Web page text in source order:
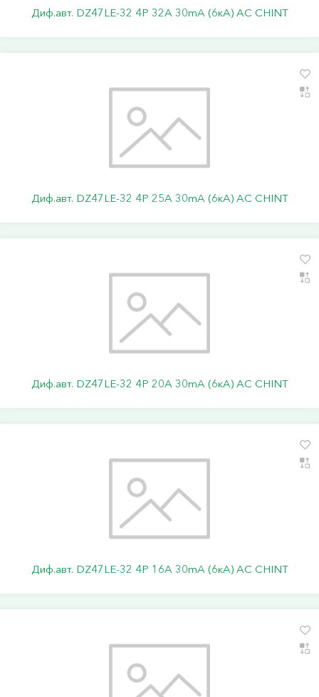
Диф.авт. DZ47LE-32 4P 32А 30mA (6кА) АС CHINT
Диф.авт. DZ47LE-32 4P 25А 30mA (6кА) АС CHINT
Диф.авт. DZ47LE-32 4P 20А 30mA (6кА) АС CHINT
Диф.авт. DZ47LE-32 4P 16А 30mA (6кА) АС CHINT